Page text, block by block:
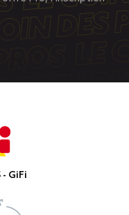
GiFi